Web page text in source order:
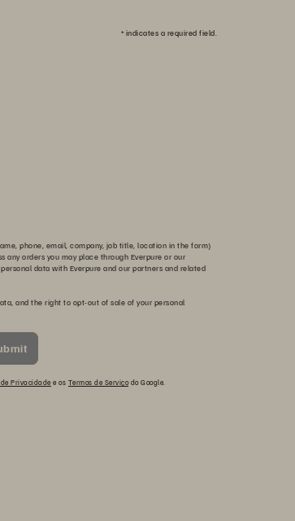
* indicates a required field.
phone, email, company, job title, location in the form)
orders you may place through Everpure or our
data with Everpure and our partners and related
and the right to opt-out of sale of your personal
Privacidade e os Termos de Serviçodo Google.